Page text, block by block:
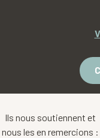
Ils nous soutiennent et
nous les en remercions :